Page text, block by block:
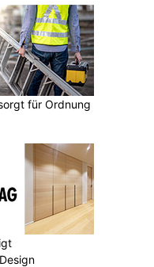
für Ordnung